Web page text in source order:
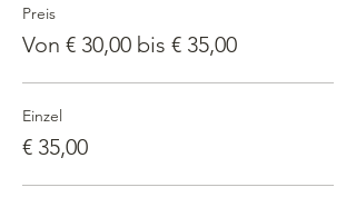
Preis
Von € 30,00 bis € 35,00
Einzel
€ 35,00